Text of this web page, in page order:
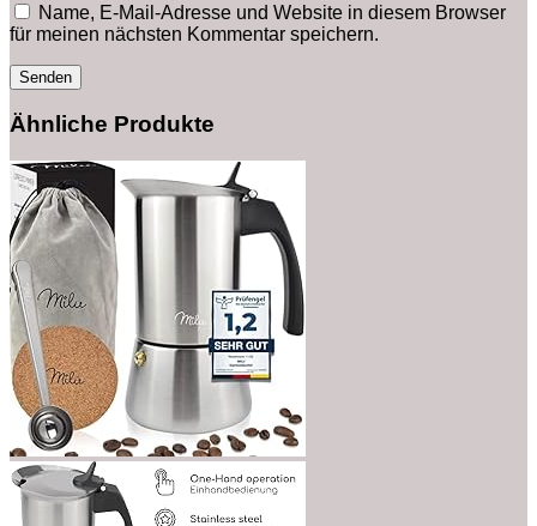
Name, E-Mail-Adresse und Website in diesem Browser
für meinen nächsten Kommentar speichern.
Ähnliche Produkte